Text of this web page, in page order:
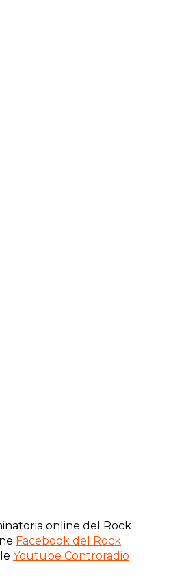
online del Rock
Facebook del Rock
Youtube Controradio